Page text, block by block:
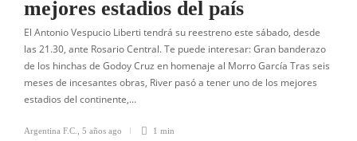
mejores estadios del país
El Antonio Vespucio Liberti tendrá su reestreno este sábado, desde
las 21.30, ante Rosario Central. Te puede interesar: Gran banderazo
de los hinchas de Godoy Cruz en homenaje al Morro García Tras seis
meses de incesantes obras, River pasó a tener uno de los mejores
estadios del continente,…
Argentina F.C. 5 años ago 1 min